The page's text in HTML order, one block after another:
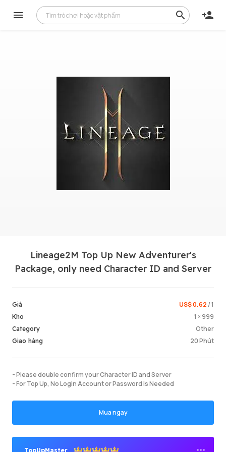
Đăng
Lineage2M Top Up New Adventurer's
Package, only need Character ID and Server
Giá US$ 0.62 / 1
Kho 1 × 999
Category Other
Giao hàng 20 Phút
- Please double confirm your Character ID and Server
- For Top Up, No Login Account or Password is Needed
Mua ngay
TopUpMaster